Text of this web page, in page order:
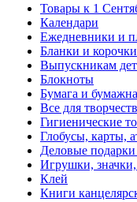
Товары к 1
Календари
Ежедневники и
Бланки и корочки
Выпускникам
Блокноты
Бумага и
Все для
Гигиенические
Глобусы, карты,
Деловые
Игрушки,
Клей
Книги